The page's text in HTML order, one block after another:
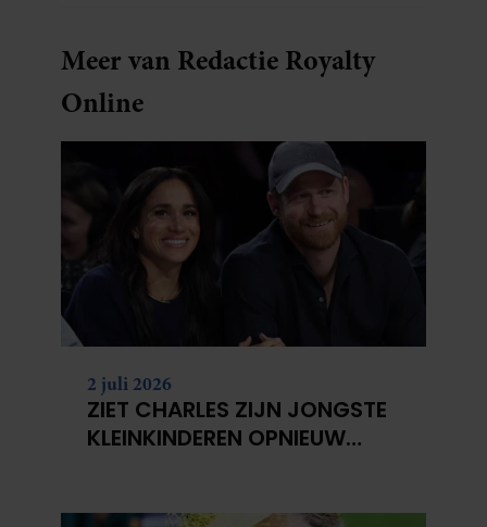
Meer van Redactie Royalty
Online
2 juli 2026
ZIET CHARLES ZIJN JONGSTE
KLEINKINDEREN OPNIEUW